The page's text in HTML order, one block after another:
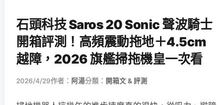
石頭科技 Saros 20 Sonic 聲波騎士
開箱評測！高頻震動拖地＋4.5cm
越障，2026 旗艦掃拖機皇一次看
2026/4/29作者： 阿湯分類： 開箱文 & 評測